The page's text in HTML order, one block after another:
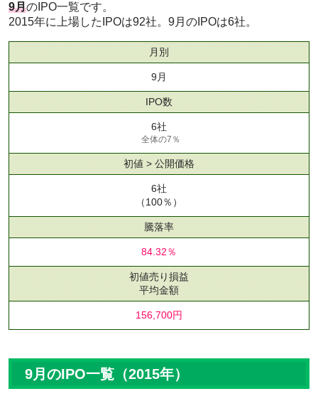
9月のIPO一覧です。
2015年に上場したIPOは92社。9月のIPOは6社。
月別
9月
IPO数
6社
全体の7％
初値 > 公開価格
6社
（100％）
騰落率
84.32％
初値売り損益
平均金額
156,700円
9月のIPO一覧（2015年）